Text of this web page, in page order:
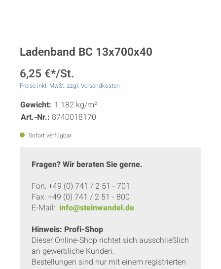
Ladenband BC 13x700x40
6,25 €*/St.
Preise inkl. MwSt. zzgl. Versandkosten
Gewicht: 1.182 kg/m²
Art.-Nr.: 8740018170
Sofort verfügbar
Fragen? Wir beraten Sie gerne.
Fon: +49 (0) 741 / 2 51 - 701
Fax: +49 (0) 741 / 2 51 - 800
E-Mail: info@steinwandel.de
Hinweis: Profi-Shop
Dieser Online-Shop richtet sich ausschließlich
an gewerbliche Kunden.
Bestellungen sind nur mit einem registrierten